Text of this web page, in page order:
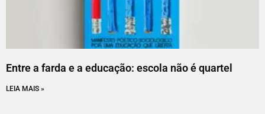
Entre a farda e a educação: escola não é quartel
LEIA MAIS »